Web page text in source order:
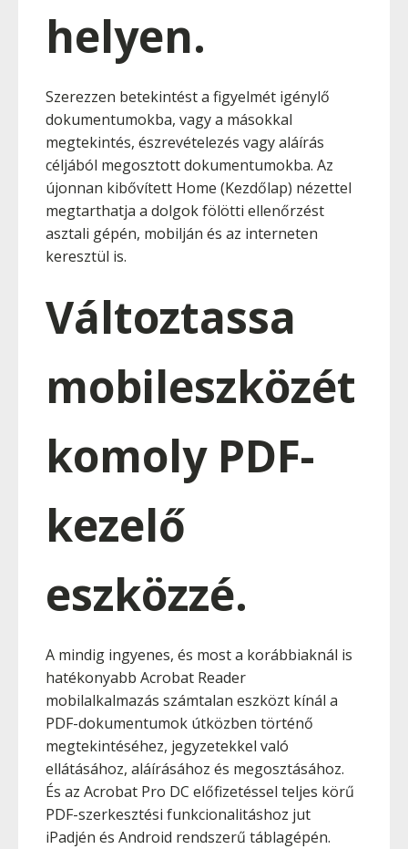
helyen.
Szerezzen betekintést a figyelmét igénylő
dokumentumokba, vagy a másokkal
megtekintés, észrevételezés vagy aláírás
céljából megosztott dokumentumokba. Az
újonnan kibővített Home (Kezdőlap) nézettel
megtarthatja a dolgok fölötti ellenőrzést
asztali gépén, mobilján és az interneten
keresztül is.
Változtassa
mobileszközét
komoly PDF-
kezelő
eszközzé.
A mindig ingyenes, és most a korábbiaknál is
hatékonyabb Acrobat Reader
mobilalkalmazás számtalan eszközt kínál a
PDF-dokumentumok útközben történő
megtekintéséhez, jegyzetekkel való
ellátásához, aláírásához és megosztásához.
És az Acrobat Pro DC előfizetéssel teljes körű
PDF-szerkesztési funkcionalitáshoz jut
iPadjén és Android rendszerű táblagépén.